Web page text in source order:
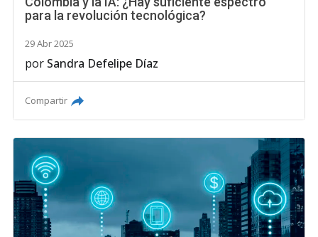
para la revolución tecnológica?
29 Abr 2025
por Sandra Defelipe Díaz
Compartir